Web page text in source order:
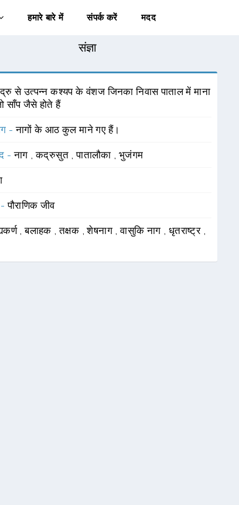
हमारे बारे में संपर्क करें मदद
संज्ञा
से उत्पन्न कश्यप के वंशज जिनका निवास पाताल में माना
साँप जैसे होते हैं
-नागों के आठ कुल माने गए हैं।
-नाग ,कद्रुसुत ,पातालौका , भुजंगम
-पौराणिक जीव
,बलाहक ,तक्षक ,शेषनाग ,वासुकि नाग , धृतराष्ट्र ,